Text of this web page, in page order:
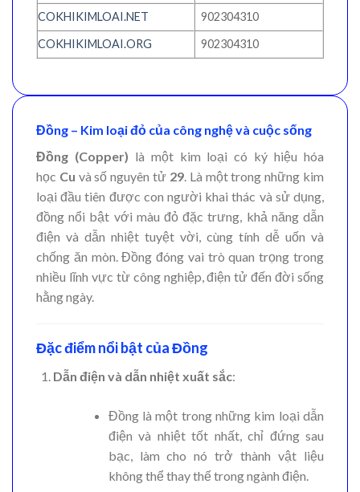
COKHIKIMLOAI.NET
902304310
COKHIKIMLOAI.ORG
902304310
Đồng – Kim loại đỏ của công nghệ và cuộc sống
Đồng (Copper) là một kim loại có ký hiệu hóa
học Cu và số nguyên tử 29. Là một trong những kim
loại đầu tiên được con người khai thác và sử dụng,
đồng nổi bật với màu đỏ đặc trưng, khả năng dẫn
điện và dẫn nhiệt tuyệt vời, cùng tính dễ uốn và
chống ăn mòn. Đồng đóng vai trò quan trọng trong
nhiều lĩnh vực từ công nghiệp, điện tử đến đời sống
hằng ngày.
Đặc điểm nổi bật của Đồng
Dẫn điện và dẫn nhiệt xuất sắc:
Đồng là một trong những kim loại dẫn
điện và nhiệt tốt nhất, chỉ đứng sau
bạc, làm cho nó trở thành vật liệu
không thể thay thế trong ngành điện.